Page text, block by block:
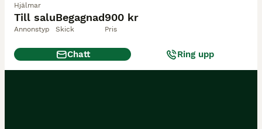
Till salu
Annonstyp
Begagnad
Skick
900 kr
Pris
Hjälmar
Chatt Ring upp